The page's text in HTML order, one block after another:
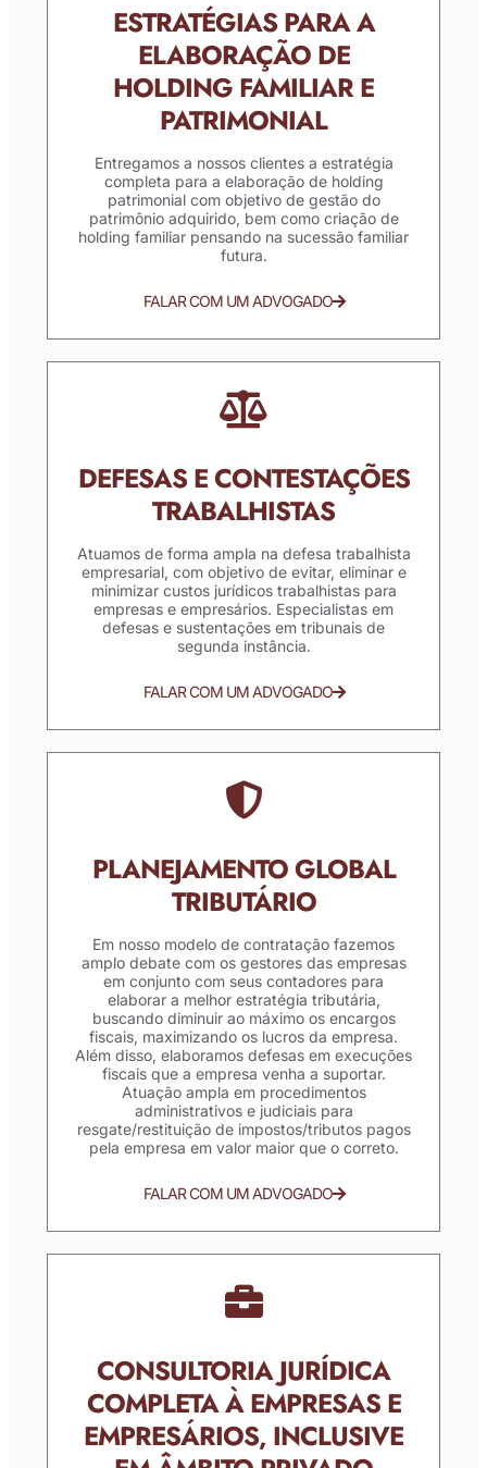
ESTRATÉGIAS PARA A
ELABORAÇÃO DE
HOLDING FAMILIAR E
PATRIMONIAL
Entregamos a nossos clientes a estratégia
completa para a elaboração de holding
patrimonial com objetivo de gestão do
patrimônio adquirido, bem como criação de
holding familiar pensando na sucessão familiar
futura.
FALAR COM UM ADVOGADO
DEFESAS E CONTESTAÇÕES
TRABALHISTAS
Atuamos de forma ampla na defesa trabalhista
empresarial, com objetivo de evitar, eliminar e
minimizar custos jurídicos trabalhistas para
empresas e empresários. Especialistas em
defesas e sustentações em tribunais de
segunda instância.
FALAR COM UM ADVOGADO
PLANEJAMENTO GLOBAL
TRIBUTÁRIO
Em nosso modelo de contratação fazemos
amplo debate com os gestores das empresas
em conjunto com seus contadores para
elaborar a melhor estratégia tributária,
buscando diminuir ao máximo os encargos
fiscais, maximizando os lucros da empresa.
Além disso, elaboramos defesas em execuções
fiscais que a empresa venha a suportar.
Atuação ampla em procedimentos
administrativos e judiciais para
resgate/restituição de impostos/tributos pagos
pela empresa em valor maior que o correto.
FALAR COM UM ADVOGADO
CONSULTORIA JURÍDICA
COMPLETA À EMPRESAS E
EMPRESÁRIOS, INCLUSIVE